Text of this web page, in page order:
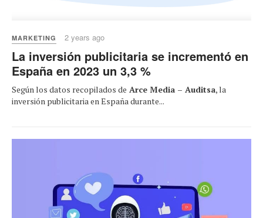
MARKETING 2 years ago
La inversión publicitaria se incrementó en
España en 2023 un 3,3 %
Según los datos recopilados de Arce Media – Auditsa, la
inversión publicitaria en España durante...